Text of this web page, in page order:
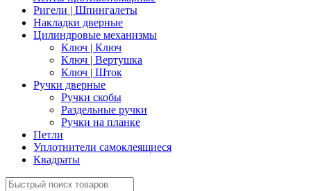
Ригели | Шпингалеты
Накладки дверные
Цилиндровые механизмы
Ключ | Ключ
Ключ | Вертушка
Ключ | Шток
Ручки дверные
Ручки скобы
Раздельные ручки
Ручки на планке
Петли
Уплотнители самоклеящиеся
Квадраты